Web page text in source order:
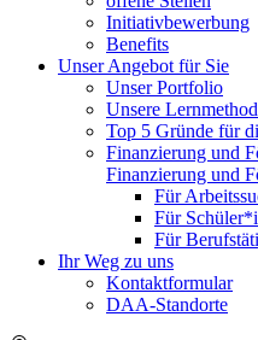
Initiativbewerbung
Benefits
Unser Angebot für Sie
Unser Portfolio
Unsere
Top 5 Gründe für
Finanzierung und
Finanzierung und
Für
Für
Für
Ihr Weg zu uns
Kontaktformular
DAA-Standorte